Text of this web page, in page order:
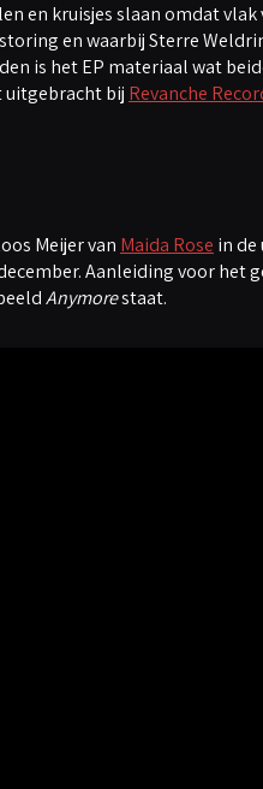
en kruisjes slaan omdat
en waarbij Sterre
is het EP materiaal wat
uitgebracht bij Revanche
Meijer van Maida Rose in
Aanleiding voor het
Anymorestaat.